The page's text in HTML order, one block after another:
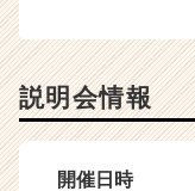
説明会情報
開催日時